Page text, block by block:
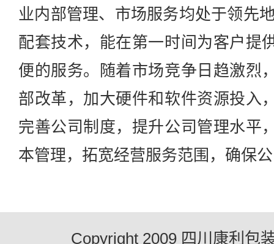
业内部管理、市场服务均处于领先
配套技术，能在第一时间为客户提
便的服务。随着市场竞争日趋激烈
部改革，加大硬件和软件资源投入
完善公司制度，提升公司管理水平
本管理，拓宽经营服务范围，确保
Copyright 2009 四川康利包